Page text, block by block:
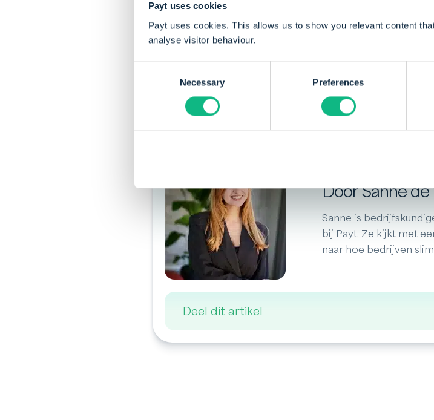
Payt uses cookies
Payt uses cookies. This allows us to show you relevant content
analyse visitor behaviour.
Necessary Preferences
Het gebruik van Payt zorgt ervoor dat facturen
automatisering van creditmanagement bespaart
tijd voordebiteurenbeheer. Het is voor
een openstaande factuur van jouw organisatie
uitblijven dan bepaal je zelf wanneer je een
Door Sanne de
Sanne is
bij Payt. Ze kijkt met
naar hoe bedrijven
Deel dit artikel